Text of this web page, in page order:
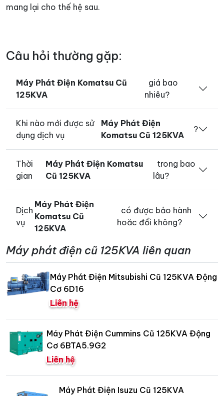
mang lại cho thế hệ sau.
Câu hỏi thường gặp:
Máy Phát Điện Komatsu Cũ
125KVA
giá bao
nhiêu?
Khi nào mới được sử
dụng dịch vụ
Máy Phát Điện
Komatsu Cũ 125KVA
?
Thời
gian
Máy Phát Điện Komatsu
Cũ 125KVA
trong bao
lâu?
Dịch
vụ
Máy Phát Điện
Komatsu Cũ
125KVA
có được bảo hành
hoăc đổi không?
Máy phát điện cũ 125KVA liên quan
Máy Phát Điện Mitsubishi Cũ 125KVA Động
Cơ 6D16
Liên hệ
Máy Phát Điện Cummins Cũ 125KVA Động
Cơ 6BTA5.9G2
Liên hệ
Máy Phát Điện Isuzu Cũ 125KVA